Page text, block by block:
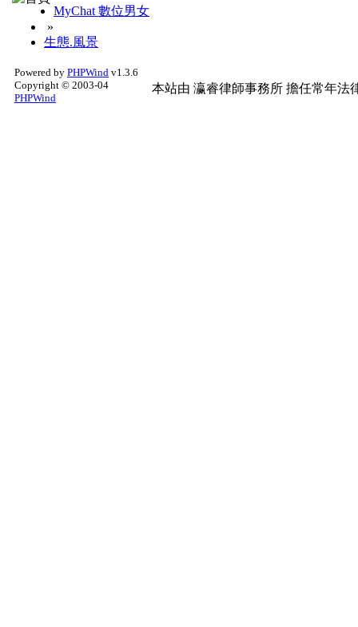
MyChat 數位男女
»
生態.風景
Powered by PHPWind v1.3.6
Copyright © 2003-04
PHPWind
本站由 瀛睿律師事務所 擔任常年法